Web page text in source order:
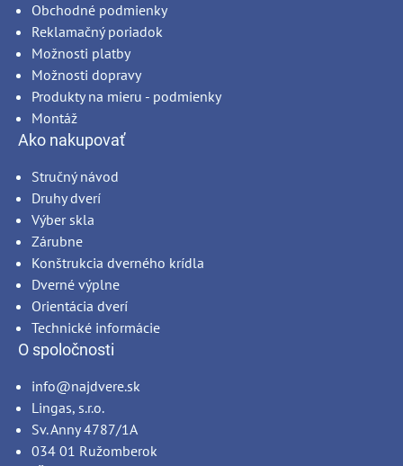
Obchodné podmienky
Reklamačný poriadok
Možnosti platby
Možnosti dopravy
Produkty na mieru - podmienky
Montáž
Ako nakupovať
Stručný návod
Druhy dverí
Výber skla
Zárubne
Konštrukcia dverného krídla
Dverné výplne
Orientácia dverí
Technické informácie
O spoločnosti
info@najdvere.sk
Lingas, s.r.o.
Sv. Anny 4787/1A
034 01 Ružomberok